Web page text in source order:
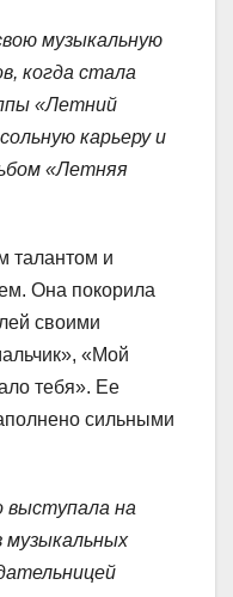
музыкальную
когда стала
«Летний
карьеру и
«Летняя
талантом и
Она покорила
своими
«Мой
тебя». Ее
сильными
выступала на
музыкальных